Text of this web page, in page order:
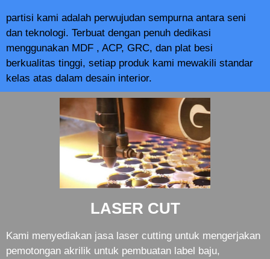
partisi kami adalah perwujudan sempurna antara seni
dan teknologi. Terbuat dengan penuh dedikasi
menggunakan MDF , ACP, GRC, dan plat besi
berkualitas tinggi, setiap produk kami mewakili standar
kelas atas dalam desain interior.
LASER CUT
Kami menyediakan jasa laser cutting untuk mengerjakan
pemotongan akrilik untuk pembuatan label baju,